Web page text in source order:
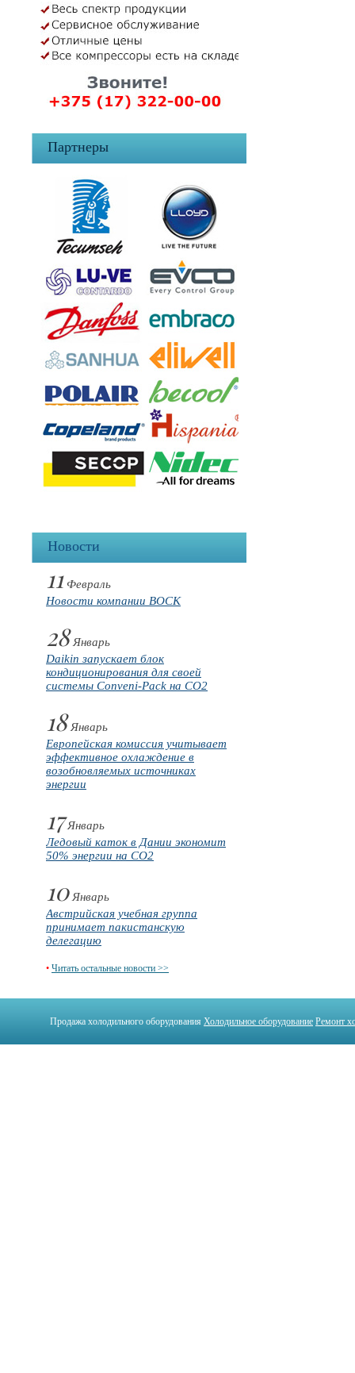
Партнеры
Новости
11 Февраль
Новости компании BOCK
28Январь
Daikin запускает блок
кондиционирования для своей
системы Conveni-Pack на CO2
18Январь
Европейская комиссия учитывает
эффективное охлаждение в
возобновляемых источниках
энергии
17Январь
Ледовый каток в Дании экономит
50% энергии на CO2
10Январь
Австрийская учебная группа
принимает пакистанскую
делегацию
• Читать остальные новости >>
Продажа холодильного оборудования Холодильное оборудование Ремонт